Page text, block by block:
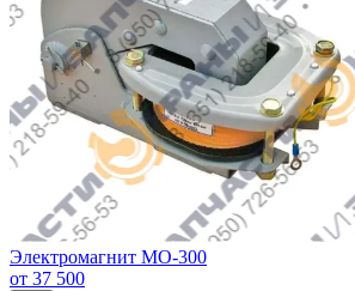
Электромагнит МО-300
от 37 500